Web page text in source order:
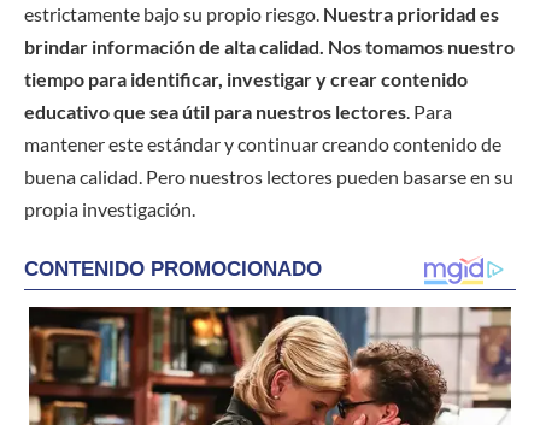
estrictamente bajo su propio riesgo. Nuestra prioridad es
brindar información de alta calidad. Nos tomamos nuestro
tiempo para identificar, investigar y crear contenido
educativo que sea útil para nuestros lectores . Para
mantener este estándar y continuar creando contenido de
buena calidad. Pero nuestros lectores pueden basarse en su
propia investigación.